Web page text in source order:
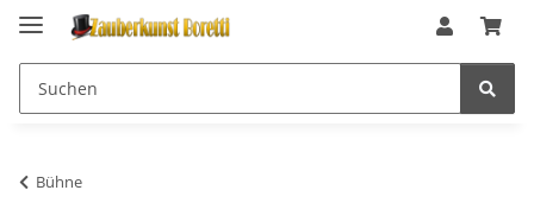
Bühne